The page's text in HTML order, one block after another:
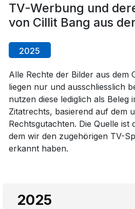
TV-Werbung und
von Cillit Bang aus
2025
Alle Rechte der Bilder aus dem
liegen nur und ausschliesslich
nutzen diese lediglich als Beleg
Zitatrechts, basierend auf dem
Rechtsgutachten. Die Quelle ist
dem wir den zugehörigen TV-
erkannt haben.
2025